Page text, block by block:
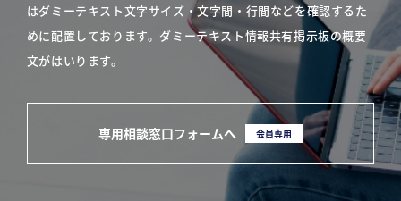
はダミーテキスト文字サイズ・文字間・行間などを確認するた
めに配置しております。ダミーテキスト情報共有掲示板の概要
文がはいります。
専用相談窓口フォームへ 会員専用